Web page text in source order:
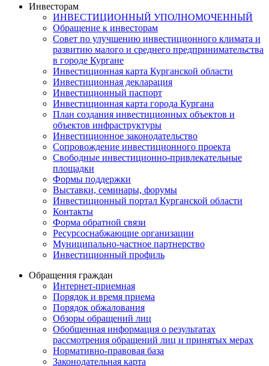
Инвесторам
ИНВЕСТИЦИОННЫЙ УПОЛНОМОЧЕННЫЙ
Обращение к инвесторам
Совет по улучшению инвестиционного климата и
развитию малого и среднего предпринимательства
в городе Кургане
Инвестиционная карта Курганской области
Инвестиционная декларация
Инвестиционный паспорт
Инвестиционная карта города Кургана
План создания инвестиционных объектов и
объектов инфраструктуры
Инвестиционное законодательство
Сопровождение инвестиционного проекта
Свободные инвестиционно-привлекательные
площадки
Формы поддержки
Выставки, семинары, форумы
Инвестиционный портал Курганской области
Контакты
Форма обратной связи
Ресурсоснабжающие организации
Муниципально-частное партнерство
Инвестиционный профиль
Обращения граждан
Интернет-приемная
Порядок и время приема
Порядок обжалования
Обзоры обращений лиц
Обобщенная информация о результатах
рассмотрения обращений лиц и принятых мерах
Нормативно-правовая база
Законодательная карта